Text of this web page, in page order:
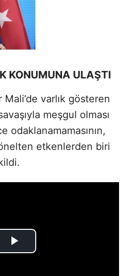
KONUMUNA ULAŞTI
varlık gösteren
meşgul olması
odaklanamamasının,
etkenlerden biri